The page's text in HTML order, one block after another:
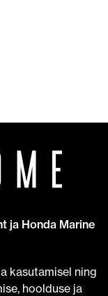
ja Honda Marine
kasutamisel ning
hoolduse ja